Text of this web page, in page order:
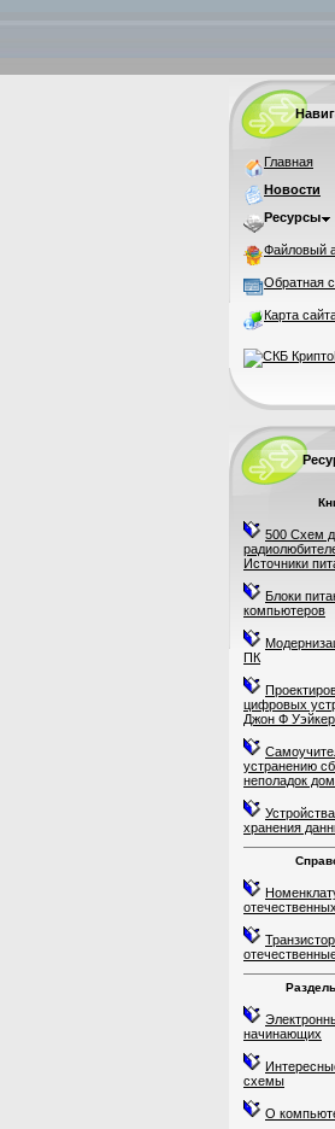
Главная
Новости
Ресурсы
Файловый
Обратная
Карта
500 Схем
Источники
Блоки
компьютеров
ПК
цифровых
Джон Ф
устранению
неполадок
хранения
начинающих
схемы
О